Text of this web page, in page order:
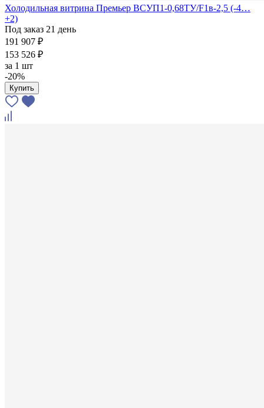
Холодильная витрина Премьер ВСУП1-0,68ТУ/F1в-2,5 (-4…
+2)
Под заказ 21 день
191 907 ₽
153 526 ₽
за 1 шт
-20%
Купить